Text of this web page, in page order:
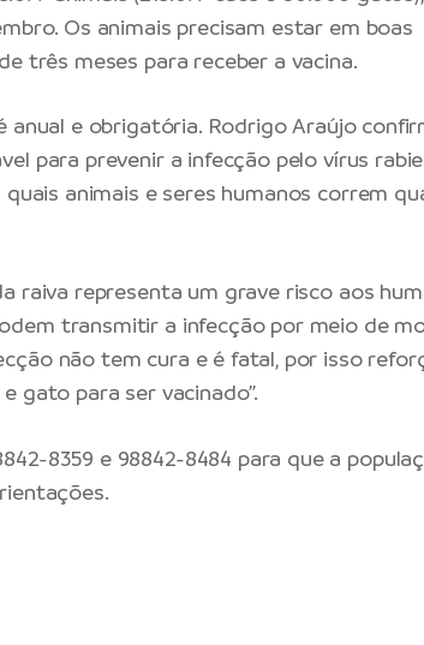
Os animais precisam estar em boas
três meses para receber a vacina.
e obrigatória. Rodrigo Araújo
para prevenir a infecção pelo vírus
animais e seres humanos correm
raiva representa um grave risco aos
transmitir a infecção por meio de
não tem cura e é fatal, por isso
gato para ser vacinado”.
8359 e 98842-8484 para que a